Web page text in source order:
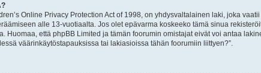
Online Privacy Protection Act of 1998, on yhdysvaltalainen laki, joka
alle 13-vuotiaalta. Jos olet epävarma koskeeko tämä sinua
Huomaa, että phpBB Limited ja tämän foorumin omistajat eivät voi antaa
väärinkäytöstapauksissa tai lakiasioissa tähän foorumiin liittyen?”.